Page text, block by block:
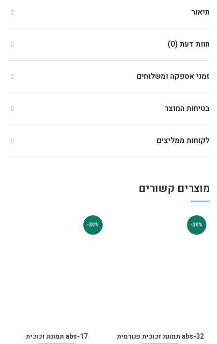
תיאור
חוות דעת (0)
זמני אספקה ומשלוחים
בטיחות המוצר
לקוחות ממליצים
מוצרים קשורים
-30%
abs-32 תמונת זכוכית פנורמית
-30%
abs-17 תמונת זכוכית